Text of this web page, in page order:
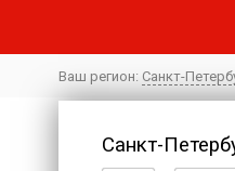
Ваш регион: Санкт-
Санкт-